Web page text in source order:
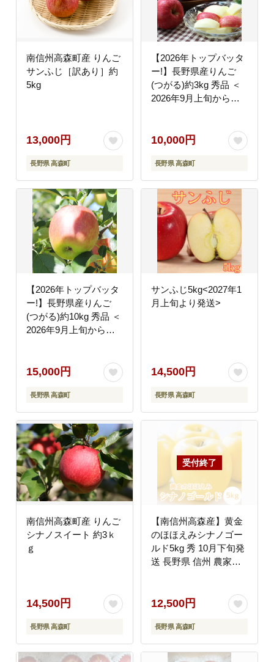
南信州高森町産 りんご
サンふじ［訳あり］約
5kg
13,000円
長野県 高森町
【2026年トップバッタ
ー!】長野県産りんご
(つがる)約3kg 秀品 ＜
2026年9月上旬から発
もの 旬のりんご 山下屋
10,000円
長野県 高森町
【2026年トップバッタ
ー!】長野県産りんご
(つがる)約10kg 秀品 ＜
2026年9月上旬から発
もの 旬のりんご 山下屋
15,000円
長野県 高森町
サンふじ5kg<2027年1
月上旬より発送>
14,500円
長野県 高森町
南信州高森町産 りんご
シナノスイート 約3ｋ
ｇ
14,500円
長野県 高森町
【南信州高森産】黄金
のほほえみシナノゴー
ルド5kg 秀 10月下旬発
送 長野県 信州 農家直
12,500円
長野県 高森町